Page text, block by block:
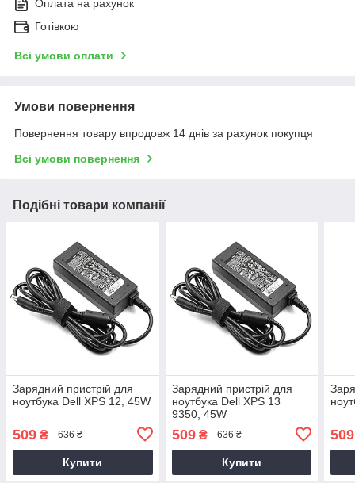
Оплата на рахунок
Готівкою
Всі умови оплати
Умови повернення
Повернення товару впродовж 14 днів за рахунок покупця
Всі умови повернення
Подібні товари компанії
Зарядний пристрій для
ноутбука Dell XPS 12, 45W
509 ₴ 636 ₴
Купити
Зарядний пристрій для
ноутбука Dell XPS 13
9350, 45W
509₴ 636 ₴
Купити
509